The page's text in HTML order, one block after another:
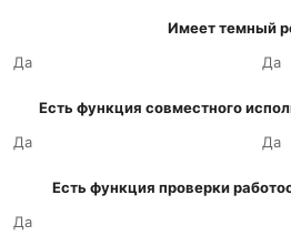
Имеет темный
Да
Да
Есть функция совместного
Да
Да
Есть функция проверки
Да